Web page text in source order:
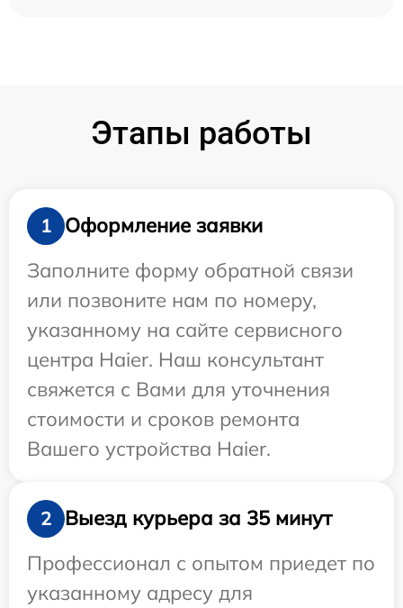
Этапы работы
1
Оформление заявки
Заполните форму обратной связи
или позвоните нам по номеру,
указанному на сайте сервисного
центра Haier. Наш консультант
свяжется с Вами для уточнения
стоимости и сроков ремонта
Вашего устройства Haier.
2
Выезд курьера за 35 минут
Профессионал с опытом приедет по
указанному адресу для